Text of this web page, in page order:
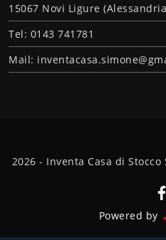
15067 Novi Ligure
Tel: 0143 741781
Mail:
2026 - Inventa Casa di Stocco
Powered by